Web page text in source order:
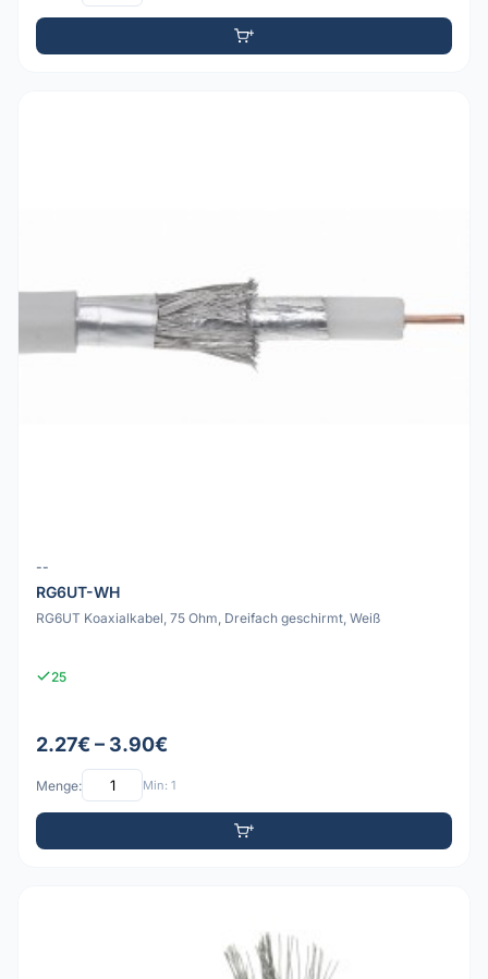
--
RG6UT-WH
RG6UT Koaxialkabel, 75 Ohm, Dreifach geschirmt, Weiß
25
2.27€ – 3.90€
Menge: Min: 1